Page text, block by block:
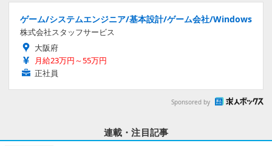
ゲーム/システムエンジニア/基本設計/ゲーム会社/Windows
株式会社スタッフサービス
大阪府
月給23万円～55万円
正社員
Sponsored by
連載・注目記事